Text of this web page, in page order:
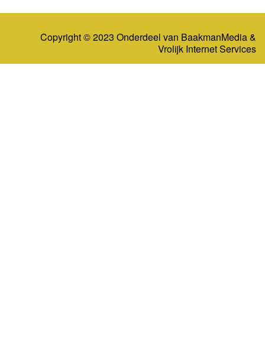
Copyright © 2023 Onderdeel van BaakmanMedia&
Vrolijk Internet Services